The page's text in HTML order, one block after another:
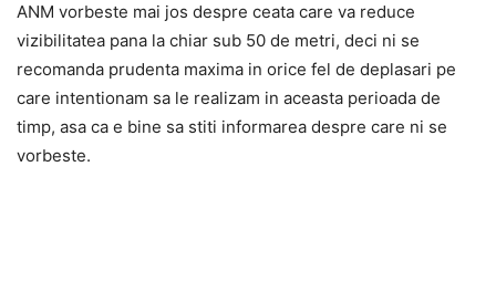
ANM vorbeste mai jos despre ceata care va reduce
vizibilitatea pana la chiar sub 50 de metri, deci ni se
recomanda prudenta maxima in orice fel de deplasari pe
care intentionam sa le realizam in aceasta perioada de
timp, asa ca e bine sa stiti informarea despre care ni se
vorbeste.